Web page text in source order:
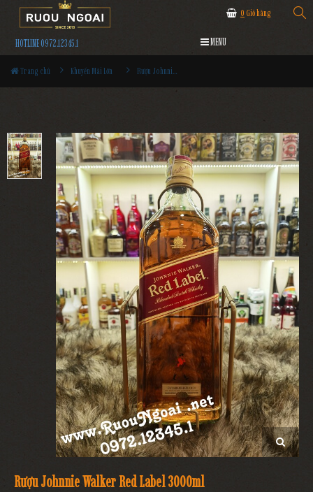
0 Giỏ hàng
HOTLINE 0972.12345.1 MENU
Trang chủ Khuyến Mãi Lớn Rượu Johnnie Walker Red Label 3000ml
Rượu Johnnie Walker Red Label 3000ml